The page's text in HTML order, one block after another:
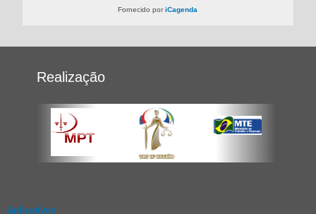
Fornecido poriCagenda
Realização
Aplicativos